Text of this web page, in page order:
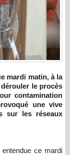
le procès
contamination
une vive
sur les réseaux
ce mardi